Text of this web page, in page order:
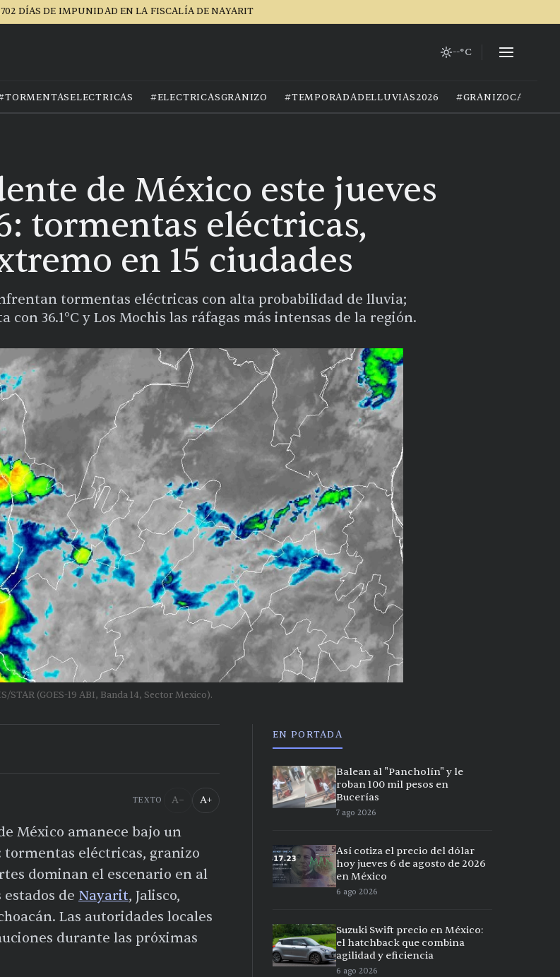
DÍAS DE IMPUNIDAD EN LA FISCALÍA DE NAYARIT
--°C
#ELECTRICASGRANIZO #TEMPORADADELLUVIAS2026 #GRANIZOCALOR
de México este jueves
tormentas eléctricas,
en 15 ciudades
tormentas eléctricas con alta probabilidad de lluvia;
36.1°C y Los Mochis las ráfagas más intensas de la región.
(GOES-19 ABI, Banda 14, Sector Mexico).
TEXTO A− A+
México amanece bajo un
eléctricas, granizo
dominan el escenario en al
estados de Nayarit, Jalisco,
Las autoridades locales
durante las próximas
EN PORTADA
Balean al "Pancholín" y le
roban 100 mil pesos en
Bucerías
7 ago 2026
Así cotiza el precio del dólar
hoy jueves 6 de agosto de 2026
en México
6 ago 2026
Suzuki Swift precio en México:
el hatchback que combina
agilidad y eficiencia
6 ago 2026